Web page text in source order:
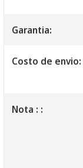
Garantia:
Costo de envio:
Nota : :